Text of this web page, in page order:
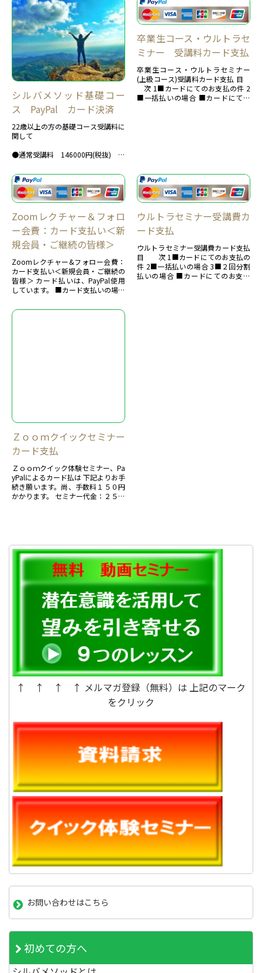
シルバメソッド基礎コー
ス PayPal カード決済
22歳以上の方の基礎コース受講料に
関して
●通常受講料 146000円(税抜)
●割引受講料
セミナー初日、1週間前以上にお支
払の場合で、ご一括払の場合
卒業生コース・ウルトラセ
ミナー 受講料カード支払
卒業生コース・ウルトラセミナー
(上級コース)受講料カード支払 目
次 1■カードにてのお支払の件 2
■一括払いの場合 ■カードにての
Zoomレクチャー＆フォロ
ー会費：カード支払い＜新
規会員・ご継続の皆様＞
Zoomレクチャー&フォロー会費：
カード支払い＜新規会員・ご継続の
皆様＞ カード払いは、PayPal使用
しています。 ■カード支払いの場合
了解をお願いしま...
ウルトラセミナー受講費カ
ード支払
ウルトラセミナー受講費カード支払
目 次 1■カードにてのお支払の
件 2■一括払いの場合 3■２回分割
払いの場合 ■カードにてのお支払
Ｚｏｏｍクイックセミナー
カード支払
Ｚｏｏｍクイック体験セミナー、Pa
yPalによるカード払は 下記よりお手
続き願います。尚、手数料１５０円
かかります。 セミナー代金：２５０
↑ ↑ ↑ ↑ メルマガ登録（無料）は 上記のマーク
をクリック
お問い合わせはこちら
初めての方へ